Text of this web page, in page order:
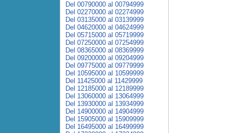
Del 00790000 al 00794999
Del 02270000 al 02274999
Del 03135000 al 03139999
Del 04620000 al 04624999
Del 05715000 al 05719999
Del 07250000 al 07254999
Del 08365000 al 08369999
Del 09200000 al 09204999
Del 09775000 al 09779999
Del 10595000 al 10599999
Del 11425000 al 11429999
Del 12185000 al 12189999
Del 13060000 al 13064999
Del 13930000 al 13934999
Del 14900000 al 14904999
Del 15905000 al 15909999
Del 16495000 al 16499999